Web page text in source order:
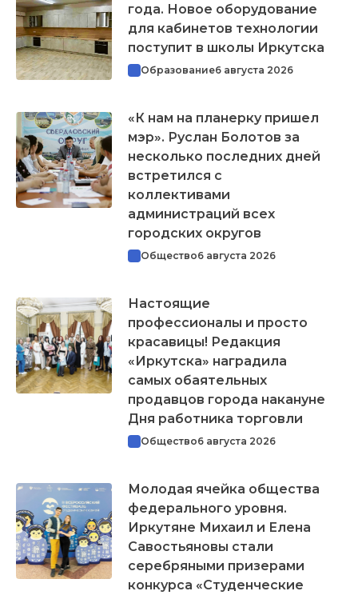
года. Новое оборудование
для кабинетов технологии
поступит в школы Иркутска
Образование6 августа 2026
«К нам на планерку пришел
мэр». Руслан Болотов за
несколько последних дней
встретился с
коллективами
администраций всех
городских округов
Общество6 августа 2026
Настоящие
профессионалы и просто
красавицы! Редакция
«Иркутска» наградила
самых обаятельных
продавцов города накануне
Дня работника торговли
Общество6 августа 2026
Молодая ячейка общества
федерального уровня.
Иркутяне Михаил и Елена
Савостьяновы стали
серебряными призерами
конкурса «Студенческие